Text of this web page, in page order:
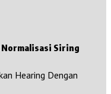
Normalisasi Siring